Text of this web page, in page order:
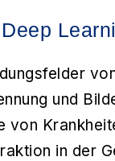
und
von
in der